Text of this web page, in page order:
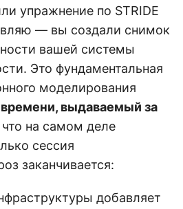
упражнение по STRIDE
— вы создали снимок
вашей системы
Это фундаментальная
моделирования
выдаваемый за
на самом деле
сессия
заканчивается:
добавляет